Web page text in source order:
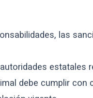
las
estatales
debe cumplir con